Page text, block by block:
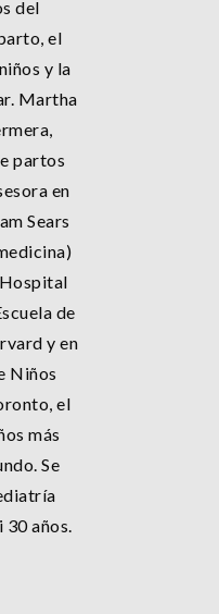
del
el
y la
Martha
partos
en
Sears
de
y en
Niños
el
más
Se
años.